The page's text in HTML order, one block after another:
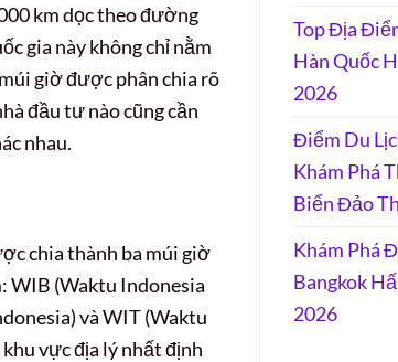
km dọc theo đường
gia này không chỉ nằm
giờ được phân chia rõ
đầu tư nào cũng cần
nhau.
chia thành ba múi giờ
WIB (Waktu Indonesia
và WIT (Waktu
vực địa lý nhất định
Top Địa
Hàn Quốc
2026
Điểm Du
Khám Phá
Biển Đảo
Khám Phá
Bangkok
2026